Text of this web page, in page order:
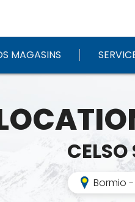
MAGASINS
CELSO
Bormio -